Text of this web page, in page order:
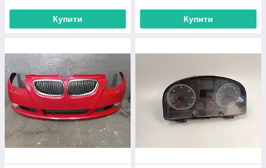
Купити Купити